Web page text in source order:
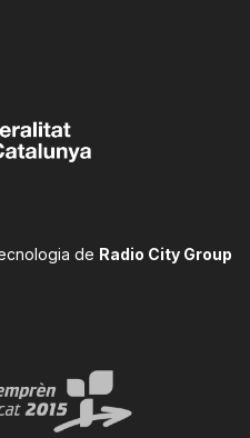
de Radio City Group